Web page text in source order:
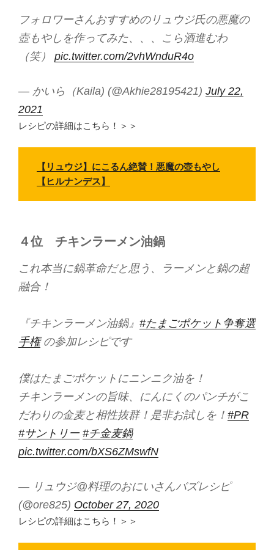
フォロワーさんおすすめのリュウジ氏の悪魔の
壺もやしを作ってみた、、、こら酒進むわ
（笑） pic.twitter.com/2vhWnduR4o
— かいら（Kaila) (@Akhie28195421) July 22,
2021
レシピの詳細はこちら！＞＞
【リュウジ】にこるん絶賛！悪魔の壺もやし
【ヒルナンデス】
４位 チキンラーメン油鍋
これ本当に鍋革命だと思う、ラーメンと鍋の超
融合！
『チキンラーメン油鍋』 #たまごポケット争奪選
手権の参加レシピです
僕はたまごポケットにニンニク油を！
チキンラーメンの旨味、にんにくのパンチがこ
だわりの金麦と相性抜群！是非お試しを！ #PR
#サントリー #チ金麦鍋
pic.twitter.com/bXS6ZMswfN
— リュウジ@料理のおにいさんバズレシピ
(@ore825) October 27, 2020
レシピの詳細はこちら！＞＞